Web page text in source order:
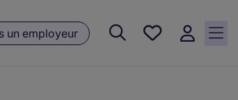
un employeur
Favoris, 0